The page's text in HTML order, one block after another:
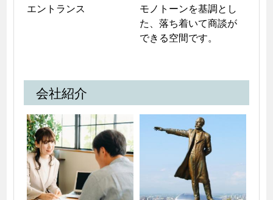
エントランス
モノトーンを基調とし
た、落ち着いて商談が
できる空間です。
会社紹介